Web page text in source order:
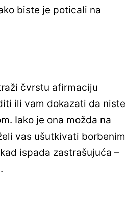
biste je poticali na
čvrstu afirmaciju
ili vam dokazati da niste
Iako je ona možda na
vas ušutkivati borbenim
ispada zastrašujuća –